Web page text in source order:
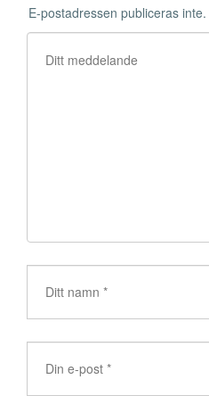
E-postadressen publiceras inte.